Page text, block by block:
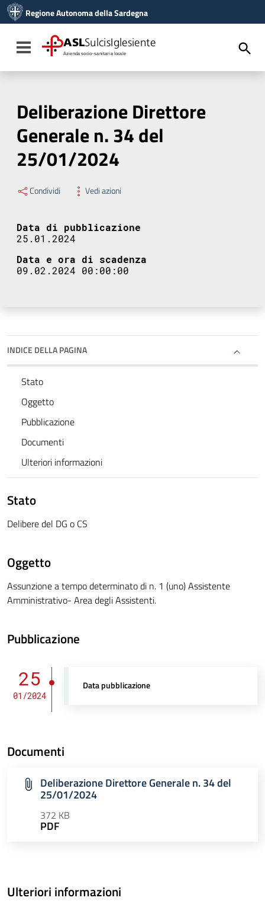
Vai al menu di navigazione
Vai al footer
Regione Autonoma della Sardegna
Toggle navigation
ASLSulcisIglesiente
Azienda socio-sanitaria locale
Deliberazione Direttore
Generale n. 34 del
25/01/2024
Condividi Vedi azioni
Data di pubblicazione
25.01.2024
Data e ora di scadenza
09.02.2024 00:00:00
INDICE DELLA PAGINA
Stato
Oggetto
Pubblicazione
Documenti
Ulteriori informazioni
Stato
Delibere del DG o CS
Oggetto
Assunzione a tempo determinato di n. 1 (uno) Assistente
Amministrativo- Area degli Assistenti.
Pubblicazione
25
01/2024
Data pubblicazione
Documenti
Deliberazione Direttore Generale n. 34 del
25/01/2024
372 KB
PDF
Ulteriori informazioni